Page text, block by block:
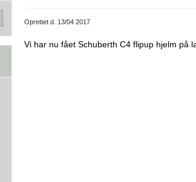
Oprettet d. 13/04 2017
Vi har nu fået Schuberth C4 flipup hjelm på